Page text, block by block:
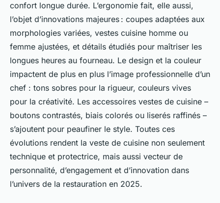
confort longue durée. L’ergonomie fait, elle aussi,
l’objet d’innovations majeures : coupes adaptées aux
morphologies variées, vestes cuisine homme ou
femme ajustées, et détails étudiés pour maîtriser les
longues heures au fourneau. Le design et la couleur
impactent de plus en plus l’image professionnelle d’un
chef : tons sobres pour la rigueur, couleurs vives
pour la créativité. Les accessoires vestes de cuisine –
boutons contrastés, biais colorés ou liserés raffinés –
s’ajoutent pour peaufiner le style. Toutes ces
évolutions rendent la veste de cuisine non seulement
technique et protectrice, mais aussi vecteur de
personnalité, d’engagement et d’innovation dans
l’univers de la restauration en 2025.